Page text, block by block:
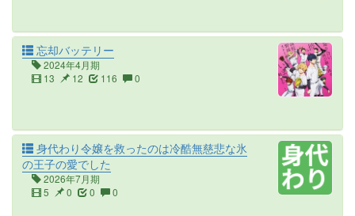
忘却バッテリー
2024年4月期
13
12 116 0
身代わり令嬢を救ったのは冷酷無慈悲な氷
の王子の愛でした
2026年7月期
5
0 0 0